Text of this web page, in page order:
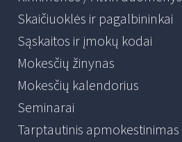
Skaičiuoklės ir pagalbininkai
Sąskaitos ir įmokų kodai
Mokesčių žinynas
Mokesčių kalendorius
Seminarai
Tarptautinis apmokestinimas